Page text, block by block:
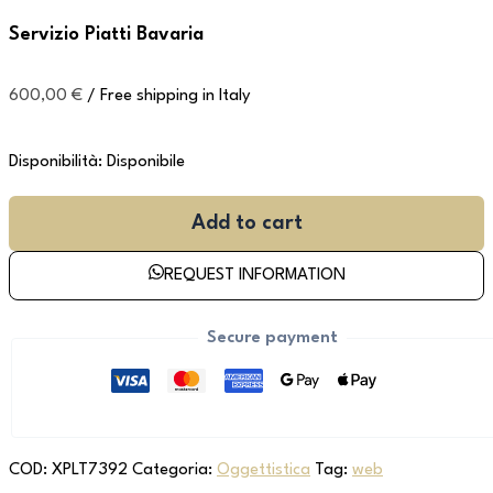
Servizio Piatti Bavaria
600,00 € / Free shipping in Italy
Disponibilità: Disponibile
Add to cart
REQUEST INFORMATION
Secure payment
COD: XPLT7392 Categoria: Oggettistica Tag: web